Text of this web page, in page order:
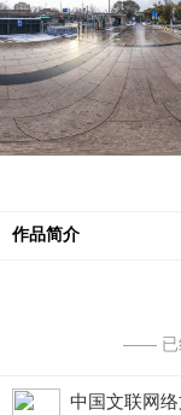
作品简介
—— 已
中国文联网